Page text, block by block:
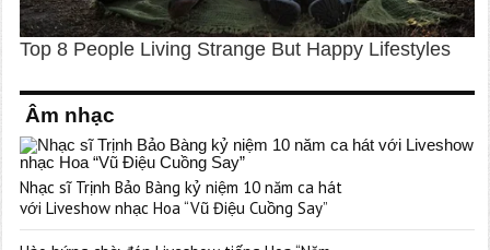
Âm nhạc
Nhạc sĩ Trịnh Bảo Bàng kỷ niệm 10 năm ca hát
với Liveshow nhạc Hoa “Vũ Điệu Cuồng Say”